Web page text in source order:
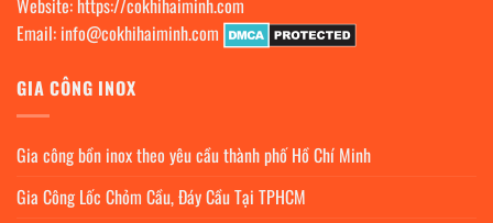
Website: https://cokhihaiminh.com
Email: info@cokhihaiminh.com
GIA CÔNG INOX
Gia công bồn inox theo yêu cầu thành phố Hồ Chí Minh
Gia Công Lốc Chỏm Cầu, Đáy Cầu Tại TPHCM